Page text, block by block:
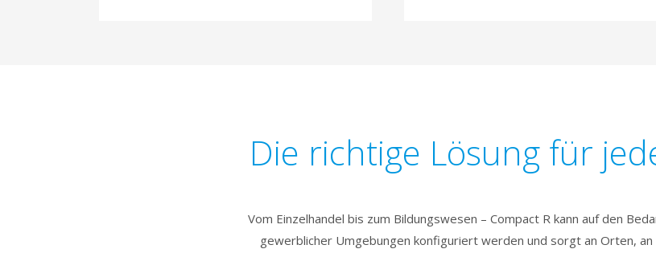
Die richtige Lösung für
Vom Einzelhandel bis zum Bildungswesen – Compact R kann auf den
gewerblicher Umgebungen konfiguriert werden und sorgt an Orten,